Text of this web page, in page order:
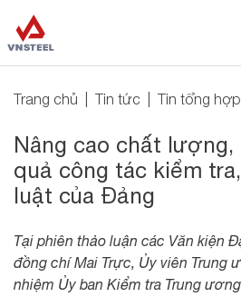
Trang chủ Tin tức Tin tổng hợp
Nâng cao chất
quả công tác kiểm
luật của Đảng
Tại phiên thảo luận các Văn kiện
đồng chí Mai Trực, Ủy viên Trung
nhiệm Ủy ban Kiểm tra Trung